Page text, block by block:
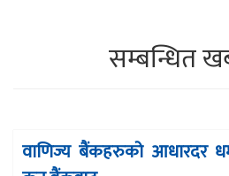
सम्बन्धित
वाणिज्य बैंकहरुको आधारदर